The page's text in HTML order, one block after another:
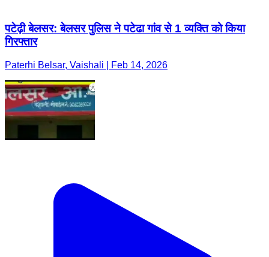
पटेढ़ी बेलसर: बेलसर पुलिस ने पटेढा गांव से 1 व्यक्ति को किया
गिरफ्तार
Paterhi Belsar, Vaishali | Feb 14, 2026